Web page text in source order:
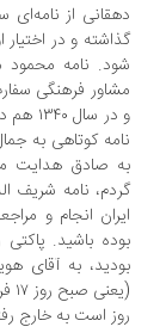
از نامه‌ای سخن
و در اختیار او
نامه محمود مهران
کوتاهی به
صادق هدایت مربوط
نامه شریف
انجام و مراجعت
باشید. پاکتی را
به آقای هویدا
(یعنی صبح
است به خارج رفته و